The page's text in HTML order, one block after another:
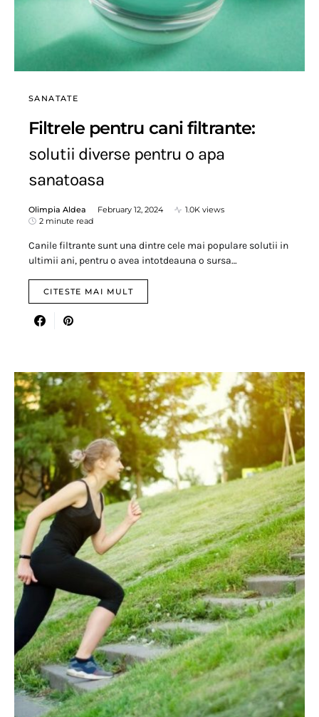
SANATATE
Filtrele pentru cani filtrante:
solutii diverse pentru o apa
sanatoasa
Olimpia Aldea February 12, 2024
1.0K views
2 minute read
Canile filtrante sunt una dintre cele mai populare solutii in
ultimii ani, pentru o avea intotdeauna o sursa…
CITESTE MAI MULT